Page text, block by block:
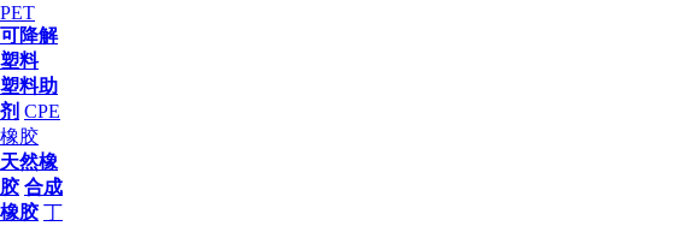
PET
可降解
塑料
塑料助
剂 CPE
橡胶
天然橡
胶 合成
橡胶 丁